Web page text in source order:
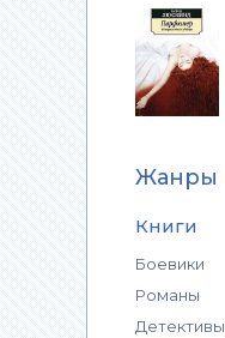
Жанры
Книги
Боевики
Романы
Детективы